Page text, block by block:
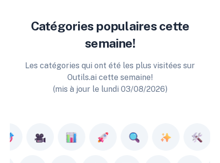
Catégories populaires cette
semaine!
Les catégories qui ont été les plus visitées sur
Outils.ai cette semaine!
(mis à jour le lundi 03/08/2026)